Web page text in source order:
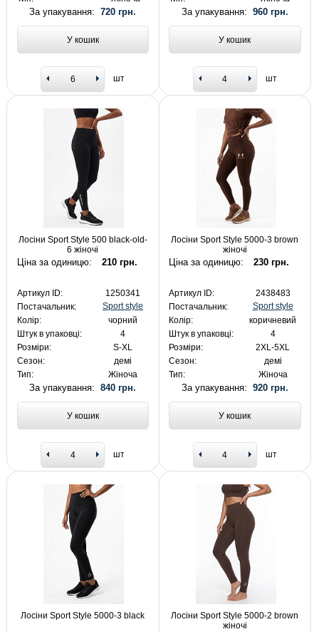
За упакування:720 грн.
У кошик
шт
За упакування: 960 грн.
У кошик
шт
Лосіни Sport Style 500 black-old-
6 жіночі
Ціна за одиницю: 210 грн.
Артикул ID:
1250341
Постачальник:
Sport style
Колір:
чорний
Штук в упаковці:
4
Розміри:
S-XL
Сезон:
демі
Тип:
Жіноча
За упакування:840 грн.
У кошик
шт
Лосіни Sport Style 5000-3 brown
жіночі
Ціна за одиницю: 230 грн.
Артикул ID:
2438483
Постачальник:
Sport style
Колір:
коричневий
Штук в упаковці:
4
Розміри:
2XL-5XL
Сезон:
демі
Тип:
Жіноча
За упакування: 920 грн.
У кошик
шт
Лосіни Sport Style 5000-3 black
Лосіни Sport Style 5000-2 brown
жіночі